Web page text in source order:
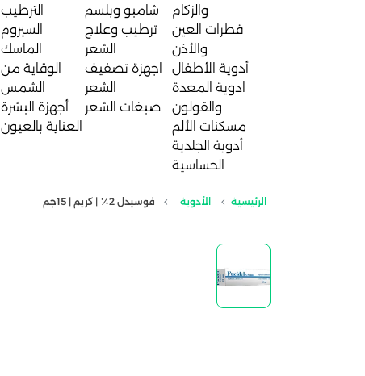
والزكام
قطرات العين
والأذن
أدوية الأطفال
ادوية المعدة
والقولون
مسكنات الألم
أدوية الجلدية
الحساسية
شامبو وبلسم
ترطيب وعلاج
الشعر
اجهزة تصفيف
الشعر
صبغات الشعر
الترطيب
السيروم
الماسك
الوقاية من
الشمس
أجهزة البشرة
العناية بالعيون
الرئيسية الأدوية فوسيدل 2٪ | كريم | 15جم